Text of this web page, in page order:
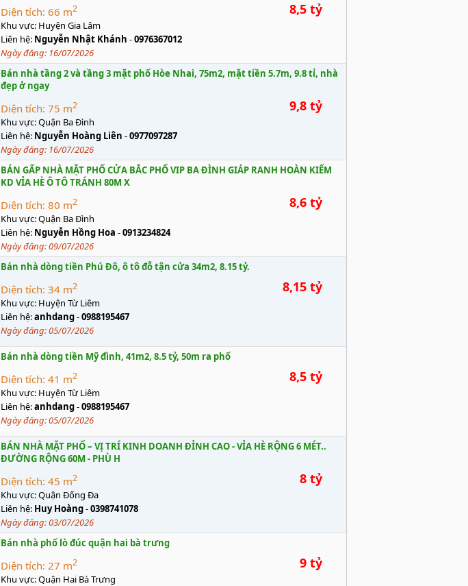
Diện tích: 66 m2 8,5 tỷ
Khu vực: Huyện Gia Lâm
Liên hệ: Nguyễn Nhật Khánh -0976367012
Ngày đăng: 16/07/2026
Bán nhà tầng 2 và tầng 3 mặt phố Hòe Nhai, 75m2, mặt tiền 5.7m, 9.8 tỉ, nhà
đẹp ở ngay
Diện tích: 75 m2 9,8 tỷ
Khu vực:Quận Ba Đình
Liên hệ: Nguyễn Hoàng Liên -0977097287
Ngày đăng: 16/07/2026
BÁN GẤP NHÀ MẶT PHỐ CỬA BẮC PHỐ VIP BA ĐÌNH GIÁP RANH HOÀN KIẾM
KD VỈA HÈ Ô TÔ TRÁNH 80M X
Diện tích: 80 m2 8,6 tỷ
Khu vực:Quận Ba Đình
Liên hệ: Nguyễn Hồng Hoa -0913234824
Ngày đăng:09/07/2026
Bán nhà dòng tiền Phú Đô, ô tô đỗ tận cửa 34m2, 8.15 tỷ.
Diện tích: 34 m2 8,15 tỷ
Khu vực: Huyện Từ Liêm
Liên hệ:anhdang-0988195467
Ngày đăng:05/07/2026
Bán nhà dòng tiền Mỹ đình, 41m2, 8.5 tỷ, 50m ra phố
Diện tích: 41 m2 8,5 tỷ
Khu vực: Huyện Từ Liêm
Liên hệ:anhdang-0988195467
Ngày đăng:05/07/2026
BÁN NHÀ MẶT PHỐ – VỊ TRÍ KINH DOANH ĐỈNH CAO - VỈA HÈ RỘNG 6 MÉT..
ĐƯỜNG RỘNG 60M - PHÙ H
Diện tích: 45 m2 8 tỷ
Khu vực:Quận Đống Đa
Liên hệ: Huy Hoàng-0398741078
Ngày đăng:03/07/2026
Bán nhà phố lò đúc quận hai bà trưng
Diện tích: 27 m2 9 tỷ
Khu vực:Quận Hai Bà Trưng